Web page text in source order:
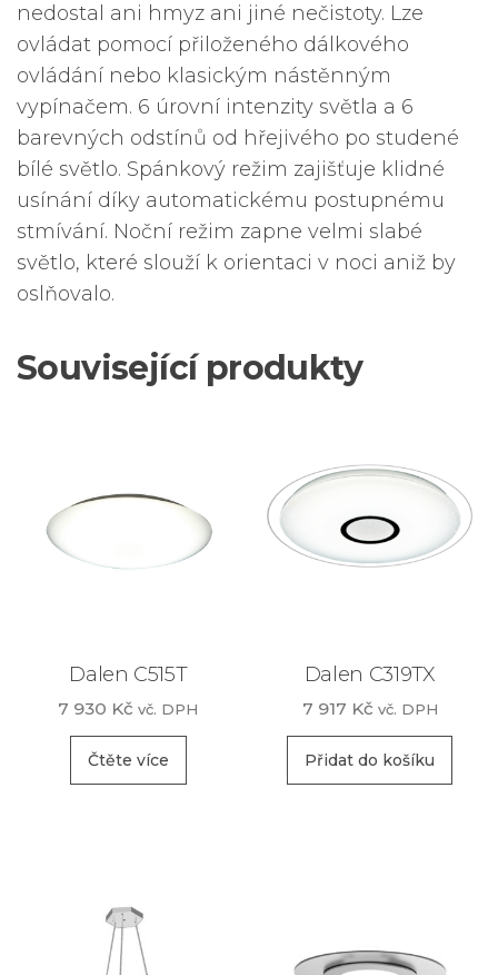
nedostal ani hmyz ani jiné nečistoty. Lze
ovládat pomocí přiloženého dálkového
ovládání nebo klasickým nástěnným
vypínačem. 6 úrovní intenzity světla a 6
barevných odstínů od hřejivého po studené
bílé světlo. Spánkový režim zajišťuje klidné
usínání díky automatickému postupnému
stmívání. Noční režim zapne velmi slabé
světlo, které slouží k orientaci v noci aniž by
oslňovalo.
Související produkty
Dalen C515T
7 930 Kč vč. DPH
Čtěte více
Dalen C319TX
7 917 Kč vč. DPH
Přidat do košíku